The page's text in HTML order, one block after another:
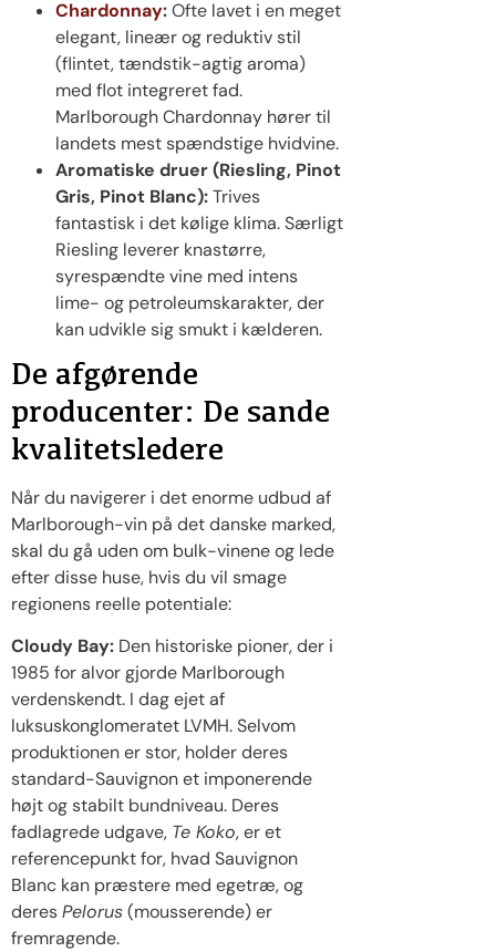
Chardonnay:Ofte lavet i en meget
elegant, lineær og reduktiv stil
(flintet, tændstik-agtig aroma)
med flot integreret fad.
Marlborough Chardonnay hører til
landets mest spændstige hvidvine.
Aromatiske druer (Riesling, Pinot
Gris, Pinot Blanc):Trives
fantastisk i det kølige klima. Særligt
Riesling leverer knastørre,
syrespændte vine med intens
lime- og petroleumskarakter, der
kan udvikle sig smukt i kælderen.
De afgørende
producenter: De sande
kvalitetsledere
Når du navigerer i det enorme udbud af
Marlborough-vin på det danske marked,
skal du gå uden om bulk-vinene og lede
efter disse huse, hvis du vil smage
regionens reelle potentiale:
Cloudy Bay: Den historiske pioner, der i
1985 for alvor gjorde Marlborough
verdenskendt. I dag ejet af
luksuskonglomeratet LVMH. Selvom
produktionen er stor, holder deres
standard-Sauvignon et imponerende
højt og stabilt bundniveau. Deres
fadlagrede udgave, Te Koko, er et
referencepunkt for, hvad Sauvignon
Blanc kan præstere med egetræ, og
deresPelorus(mousserende) er
fremragende.